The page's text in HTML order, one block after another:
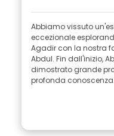
Abbiamo vissuto
eccezionale
Agadir con la nostra
Abdul. Fin dall'inizio, Abdul ha
dimostrato grande
profonda